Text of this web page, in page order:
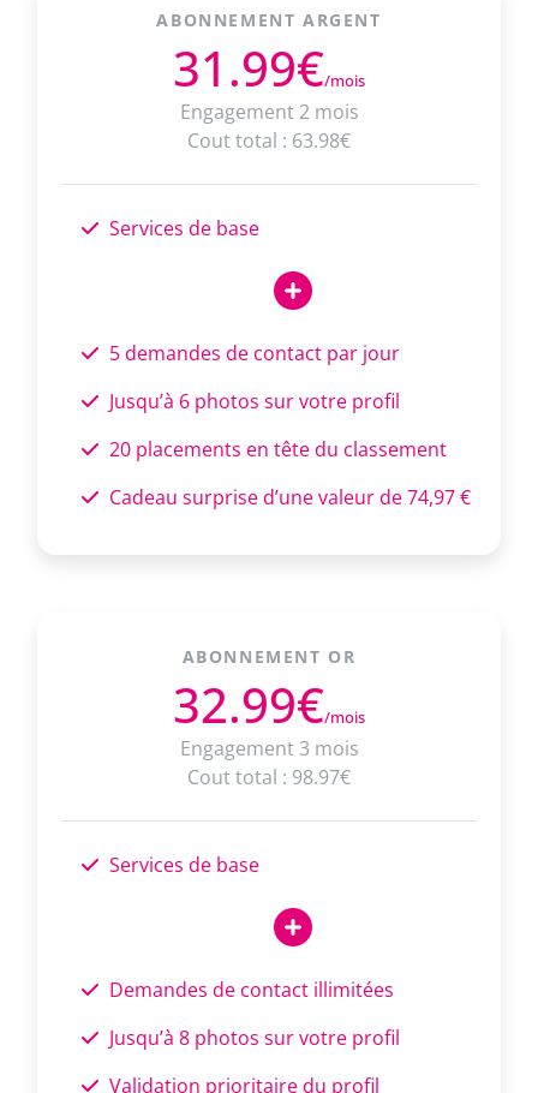
ABONNEMENT ARGENT
31.99€/mois
Engagement 2 mois
Cout total : 63.98€
Services de base
5 demandes de contact par jour
Jusqu’à 6 photos sur votre profil
20 placements en tête du classement
Cadeau surprise d’une valeur de 74,97 €
ABONNEMENT OR
32.99€/mois
Engagement 3 mois
Cout total : 98.97€
Services de base
Demandes de contact illimitées
Jusqu’à 8 photos sur votre profil
Validation prioritaire du profil